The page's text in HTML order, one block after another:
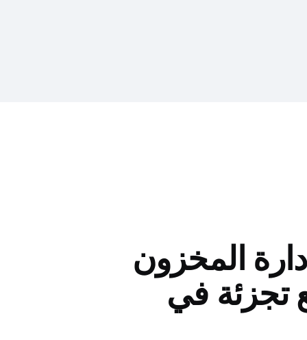
المخزون
تجزئة في